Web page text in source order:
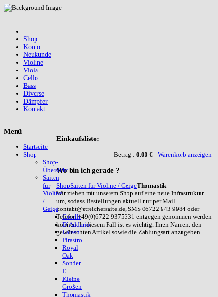
Shop
Konto
Neukunde
Violine
Viola
Cello
Bass
Diverse
Dämpfer
Kontakt
Einkaufsliste:
Betrag : 0,00 € Warenkorb anzeigen
Wobin ich gerade ?
ShopSaiten für Violine / GeigeThomastik
Wir ziehen mit unserem Shop auf eine neue Infrastruktur
um, sodass Bestellungen aktuell nur per Mail
kontakt@streichersaite.de, SMS 06722 943 9984 oder
Telefon +49(0)6722-9375331 entgegen genommen werden
können. In diesem Fall ist es wichtig, Ihren Namen, den
gewünschten Artikel sowie die Zahlungsart anzugeben.
Menü
Startseite
Shop
Shop-
Übersicht
Saiten
für
Violine
/
Geige
Corelli
D`Addario
Larsen
Pirastro
Royal
Oak
Sonder
E
Kleine
Größen
Thomastik